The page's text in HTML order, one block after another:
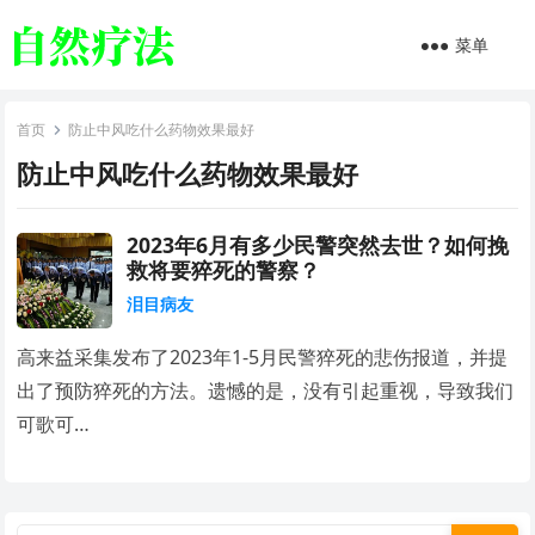
菜单
首页 防止中风吃什么药物效果最好
防止中风吃什么药物效果最好
2023年6月有多少民警突然去世？如何挽
救将要猝死的警察？
泪目病友
高来益采集发布了2023年1-5月民警猝死的悲伤报道，并提
出了预防猝死的方法。遗憾的是，没有引起重视，导致我们
可歌可…